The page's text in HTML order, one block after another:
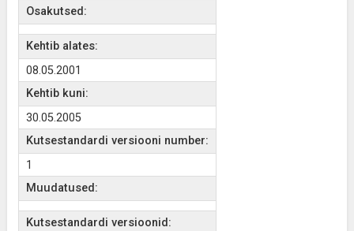
Osakutsed:
Kehtib alates:
08.05.2001
Kehtib kuni:
30.05.2005
Kutsestandardi versiooni number:
1
Muudatused:
Kutsestandardi versioonid: